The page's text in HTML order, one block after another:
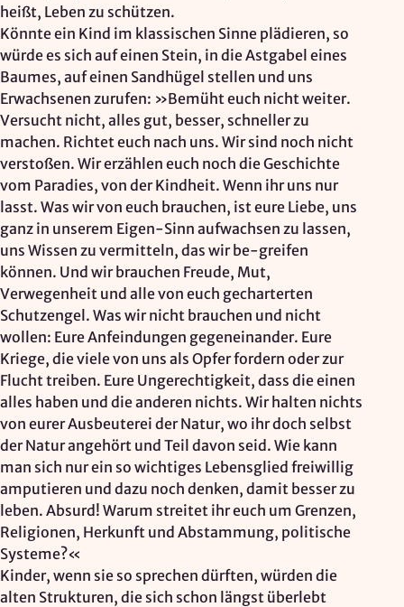
heißt, Leben zu schützen.
Könnte ein Kind im klassischen Sinne plädieren, so
würde es sich auf einen Stein, in die Astgabel eines
Baumes, auf einen Sandhügel stellen und uns
Erwachsenen zurufen: »Bemüht euch nicht weiter.
Versucht nicht, alles gut, besser, schneller zu
machen. Richtet euch nach uns. Wir sind noch nicht
verstoßen. Wir erzählen euch noch die Geschichte
vom Paradies, von der Kindheit. Wenn ihr uns nur
lasst. Was wir von euch brauchen, ist eure Liebe, uns
ganz in unserem Eigen-Sinn aufwachsen zu lassen,
uns Wissen zu vermitteln, das wir be-greifen
können. Und wir brauchen Freude, Mut,
Verwegenheit und alle von euch gecharterten
Schutzengel. Was wir nicht brauchen und nicht
wollen: Eure Anfeindungen gegeneinander. Eure
Kriege, die viele von uns als Opfer fordern oder zur
Flucht treiben. Eure Ungerechtigkeit, dass die einen
alles haben und die anderen nichts. Wir halten nichts
von eurer Ausbeuterei der Natur, wo ihr doch selbst
der Natur angehört und Teil davon seid. Wie kann
man sich nur ein so wichtiges Lebensglied freiwillig
amputieren und dazu noch denken, damit besser zu
leben. Absurd! Warum streitet ihr euch um Grenzen,
Religionen, Herkunft und Abstammung, politische
Systeme?«
Kinder, wenn sie so sprechen dürften, würden die
alten Strukturen, die sich schon längst überlebt